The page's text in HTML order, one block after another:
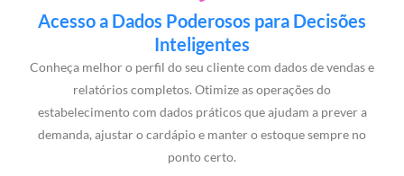
Acesso a Dados Poderosos para Decisões
Inteligentes
Conheça melhor o perfil do seu cliente com dados de vendas e
relatórios completos. Otimize as operações do
estabelecimento com dados práticos que ajudam a prever a
demanda, ajustar o cardápio e manter o estoque sempre no
ponto certo.